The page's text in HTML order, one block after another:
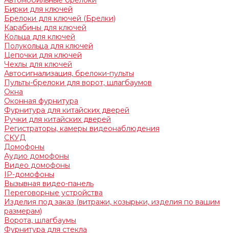
Бирки для ключей
Брелоки для ключей (Брелки)
Карабины для ключей
Кольца для ключей
Полукольца для ключей
Цепочки для ключей
Чехлы для ключей
Автосигнализация, брелоки-пульты
Пульты-брелоки для ворот, шлагбаумов
Окна
Оконная фурнитура
Фурнитура для китайских дверей
Ручки для китайских дверей
Регистраторы, камеры видеонаблюдения
СКУД
Домофоны
Аудио домофоны
Видео домофоны
IP-домофоны
Вызывная видео-панель
Переговорные устройства
Изделия под заказ (витражи, козырьки, изделия по вашим
размерам)
Ворота, шлагбаумы
Фурнитура для стекла